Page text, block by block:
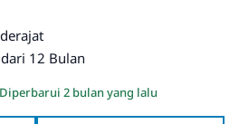
12 Bulan
Diperbarui 2 bulan yang lalu